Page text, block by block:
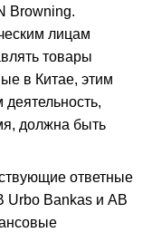
Browning.
лицам
товары
в Китае, этим
должна быть
ответные
Urbo Bankas и AB